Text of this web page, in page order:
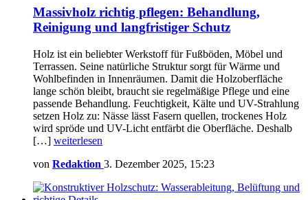
Massivholz richtig pflegen: Behandlung,
Reinigung und langfristiger Schutz
Holz ist ein beliebter Werkstoff für Fußböden, Möbel und
Terrassen. Seine natürliche Struktur sorgt für Wärme und
Wohlbefinden in Innenräumen. Damit die Holzoberfläche
lange schön bleibt, braucht sie regelmäßige Pflege und eine
passende Behandlung. Feuchtigkeit, Kälte und UV-Strahlung
setzen Holz zu: Nässe lässt Fasern quellen, trockenes Holz
wird spröde und UV-Licht entfärbt die Oberfläche. Deshalb
[…] weiterlesen
von Redaktion 3. Dezember 2025, 15:23